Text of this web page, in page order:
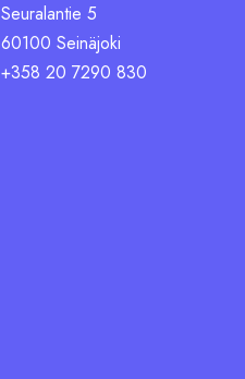
Seuralantie 5
60100 Seinäjoki
+358 20 7290 830